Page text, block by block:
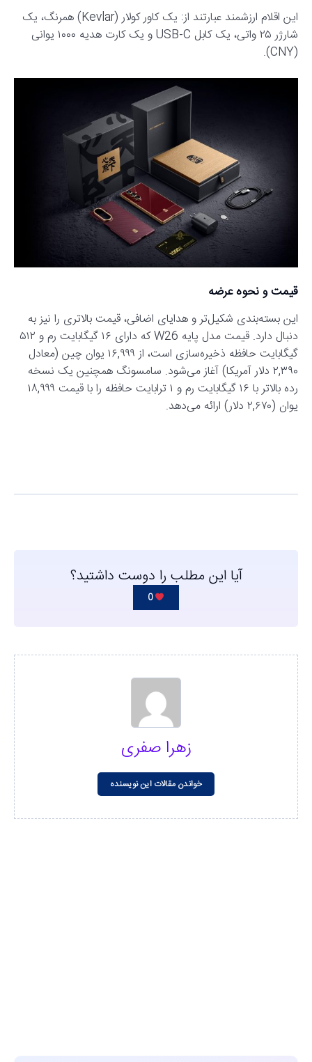
این اقلام ارزشمند عبارتند از: یک کاور کولار (Kevlar) همرنگ، یک
شارژر ۲۵ واتی، یک کابل USB-C و یک کارت هدیه ۱۰۰۰ یوانی
(CNY).
قیمت و نحوه عرضه
این بسته‌بندی شکیل‌تر و هدایای اضافی، قیمت بالاتری را نیز به
دنبال دارد. قیمت مدل پایه W26 که دارای ۱۶ گیگابایت رم و ۵۱۲
گیگابایت حافظه ذخیره‌سازی است، از ۱۶,۹۹۹ یوان چین (معادل
۲,۳۹۰ دلار آمریکا) آغاز می‌شود. سامسونگ همچنین یک نسخه
رده بالاتر با ۱۶ گیگابایت رم و ۱ ترابایت حافظه را با قیمت ۱۸,۹۹۹
یوان (۲,۶۷۰ دلار) ارائه می‌دهد.
آیا این مطلب را دوست داشتید؟
0
زهرا صفری
خواندن مقالات این نویسنده